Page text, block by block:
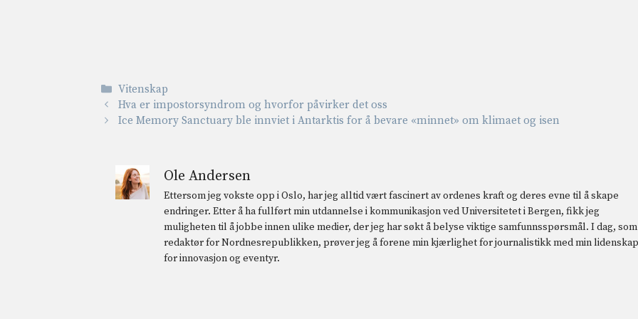
Kategorier
Vitenskap
Hva er impostorsyndrom og hvorfor påvirker det oss
Ice Memory Sanctuary ble innviet i Antarktis for å bevare «minnet» om klimaet og isen
Ole Andersen
Ettersom jeg vokste opp i Oslo, har jeg alltid vært fascinert av ordenes kraft og deres evne til å skape
endringer. Etter å ha fullført min utdannelse i kommunikasjon ved Universitetet i Bergen, fikk jeg
muligheten til å jobbe innen ulike medier, der jeg har søkt å belyse viktige samfunnsspørsmål. I dag, som
redaktør for Nordnesrepublikken, prøver jeg å forene min kjærlighet for journalistikk med min lidenskap
for innovasjon og eventyr.